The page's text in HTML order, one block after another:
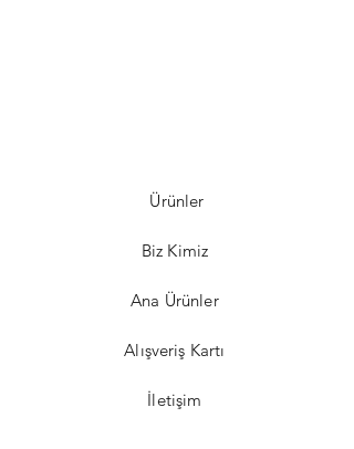
Ürünler
Biz Kimiz
Ana Ürünler
Alışveriş Kartı
İletişim